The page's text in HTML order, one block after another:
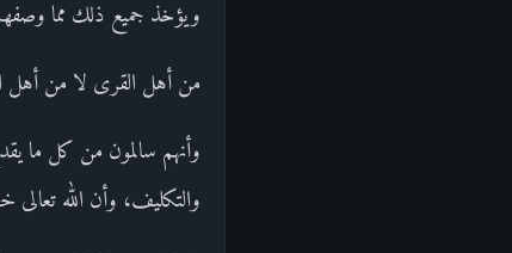
ويؤخذ جميع ذلك مما وصفهم
من أهل القرى لا من أهل
وأنهم سالمون من كل ما
والتكليف، وأن الله تعالى